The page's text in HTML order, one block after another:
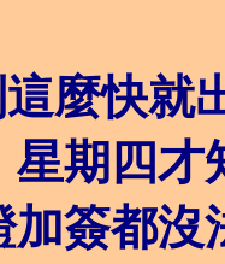
快就
星期四才
加簽都